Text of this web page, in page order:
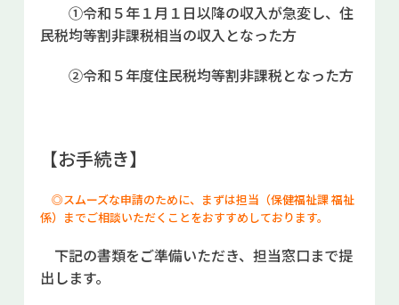
①令和５年１月１日以降の収入が急変し、住
民税均等割非課税相当の収入となった方
②令和５年度住民税均等割非課税となった方
【お手続き】
◎スムーズな申請のために、まずは担当（保健福祉課 福祉
係）までご相談いただくことをおすすめしております。
下記の書類をご準備いただき、担当窓口まで提
出します。